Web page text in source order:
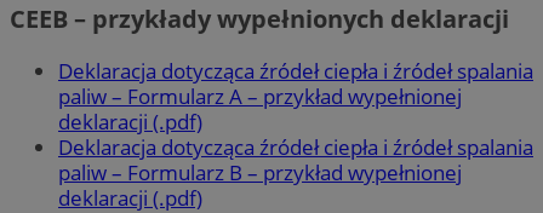
CEEB – przykłady wypełnionych deklaracji
Deklaracja dotycząca źródeł ciepła i źródeł spalania
paliw – Formularz A – przykład wypełnionej
deklaracji (.pdf)
Deklaracja dotycząca źródeł ciepła i źródeł spalania
paliw – Formularz B – przykład wypełnionej
deklaracji (.pdf)